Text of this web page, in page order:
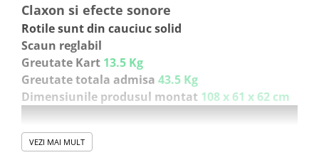
Claxon si efecte sonore
Rotile sunt din cauciuc solid
Scaun reglabil
Greutate Kart 13.5 Kg
Greutate totala admisa 43.5 Kg
Dimensiunile produsul montat 108 x 61 x 62 cm
VEZI MAI MULT